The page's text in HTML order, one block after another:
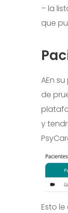
– la
que
AEn
de
y
Esto